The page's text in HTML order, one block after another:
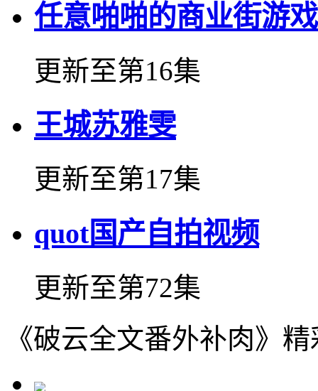
任意啪啪的商业街游
更新至第16集
王城苏雅雯
更新至第17集
quot国产自拍视频
更新至第72集
《破云全文番外补肉》